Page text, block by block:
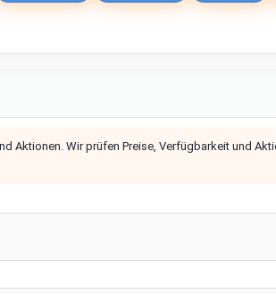
Aktionen. Wir prüfen Preise, Verfügbarkeit und